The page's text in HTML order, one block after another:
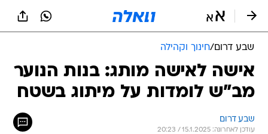
שבע דרום/חינוך וקהילה
אישה לאישה מותג: בנות הנוער
מב"ש לומדות על מיתוג בשטח
שבע דרום
עודכן לאחרונה: 15.1.2025 / 20:23